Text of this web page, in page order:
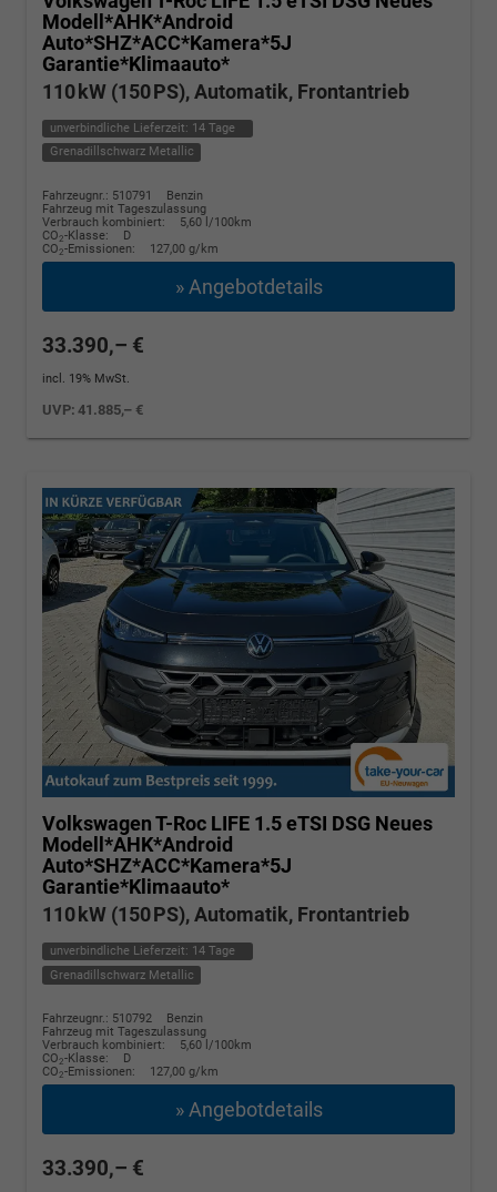
Modell*AHK*Android
Auto*SHZ*ACC*Kamera*5J
Garantie*Klimaauto*
110 kW (150 PS), Automatik, Frontantrieb
unverbindliche Lieferzeit: 14 Tage
Grenadillschwarz Metallic
Fahrzeugnr.: 510791
Benzin
Fahrzeug mit Tageszulassung
Verbrauch kombiniert:
5,60 l/100km
CO2-Klasse:
D
CO2-Emissionen: 127,00 g/km
» Angebotdetails
33.390,– €
incl. 19% MwSt.
UVP:41.885,– €
Volkswagen T-Roc LIFE 1.5 eTSI DSG Neues
Modell*AHK*Android
Auto*SHZ*ACC*Kamera*5J
Garantie*Klimaauto*
110 kW (150 PS), Automatik, Frontantrieb
unverbindliche Lieferzeit: 14 Tage
Grenadillschwarz Metallic
Fahrzeugnr.: 510792
Benzin
Fahrzeug mit Tageszulassung
Verbrauch kombiniert:
5,60 l/100km
CO2-Klasse:
D
CO2-Emissionen: 127,00 g/km
» Angebotdetails
33.390,– €